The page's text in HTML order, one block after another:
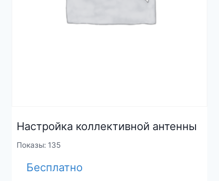
Настройка коллективной антенны
Показы: 135
Бесплатно